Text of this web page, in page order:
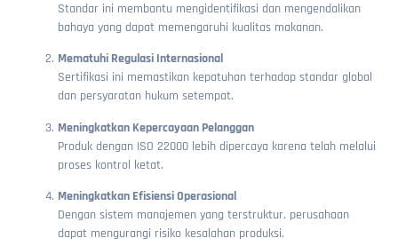
Standar ini membantu mengidentifikasi dan mengendalikan
bahaya yang dapat memengaruhi kualitas makanan.
Mematuhi Regulasi Internasional
Sertifikasi ini memastikan kepatuhan terhadap standar global
dan persyaratan hukum setempat.
Meningkatkan Kepercayaan Pelanggan
Produk dengan ISO 22000 lebih dipercaya karena telah melalui
proses kontrol ketat.
Meningkatkan Efisiensi Operasional
Dengan sistem manajemen yang terstruktur, perusahaan
dapat mengurangi risiko kesalahan produksi.